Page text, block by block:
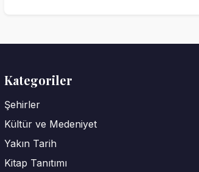
Kategoriler
Şehirler
Kültür ve Medeniyet
Yakın Tarih
Kitap Tanıtımı